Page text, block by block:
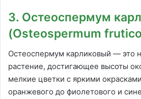
3. Остеоспермум
(Osteospermum
Остеоспермум карликовый — это
растение, достигающее высоты
мелкие цветки с яркими
оранжевого до фиолетового и